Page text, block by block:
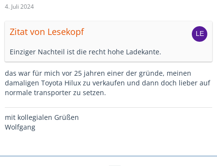
4. Juli 2024
Zitat von Lesekopf
Einziger Nachteil ist die recht hohe Ladekante.
das war für mich vor 25 jahren einer der gründe, meinen
damaligen Toyota Hilux zu verkaufen und dann doch lieber auf
normale transporter zu setzen.
mit kollegialen Grüßen
Wolfgang